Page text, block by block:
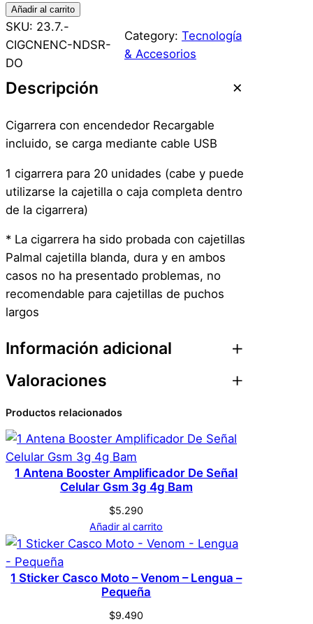
i
g
a
r
r
a
o
n
e
c
e
n
d
e
o
r
–
S
R
–
N
s
o
Añadir al carrito
SKU: 23.7.-
CIGCNENC-NDSR-
DO
Category: Tecnología
& Accesorios
Descripción
Cigarrera con encendedor Recargable
incluido, se carga mediante cable USB
1 cigarrera para 20 unidades (cabe y puede
utilizarse la cajetilla o caja completa dentro
de la cigarrera)
* La cigarrera ha sido probada con cajetillas
Palmal cajetilla blanda, dura y en ambos
casos no ha presentado problemas, no
recomendable para cajetillas de puchos
largos
Información adicional
Atributos
Marca Genérica
Dorado
Valoraciones
0 valoraciones en
Cigarrera con
encendedor – SR – No
Desmontable – Dorada
No hay valoraciones aún. Solo los usuarios
registrados que hayan comprado este
producto pueden hacer una valoración.
Productos relacionados
1 Antena Booster Amplificador De Señal
Celular Gsm 3g 4g Bam
$5.290
Añadir al carrito
1 Sticker Casco Moto – Venom – Lengua –
Pequeña
$9.490